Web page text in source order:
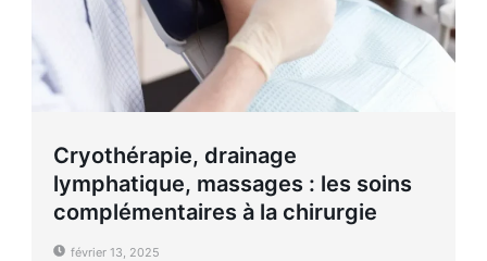
Cryothérapie, drainage
lymphatique, massages : les soins
complémentaires à la chirurgie
février 13, 2025